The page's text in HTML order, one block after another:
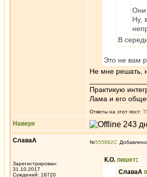
Они
Ну,
В
Это не вам
Не мне решать,
Практикую
Лама и его
Ответы на этот пост:
Наверх
СлаваА
Зарегистрирован:
31.10.2017
Суждений: 18720
№555882
К.О. пишет:
СлаваА